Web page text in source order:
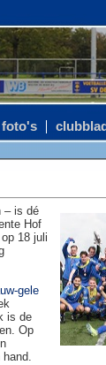
foto's clubblad
– is dé
Hof
18 juli
gele
is de
Op
hand.